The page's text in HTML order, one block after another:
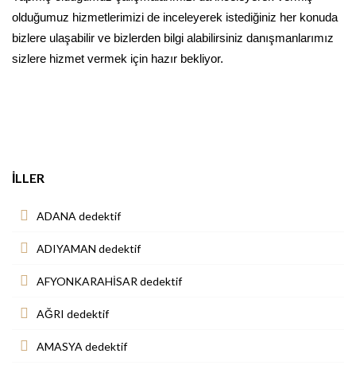
olduğumuz hizmetlerimizi de inceleyerek istediğiniz her konuda
bizlere ulaşabilir ve bizlerden bilgi alabilirsiniz danışmanlarımız
sizlere hizmet vermek için hazır bekliyor.
İLLER
ADANA dedektif
ADIYAMAN dedektif
AFYONKARAHİSAR dedektif
AĞRI dedektif
AMASYA dedektif